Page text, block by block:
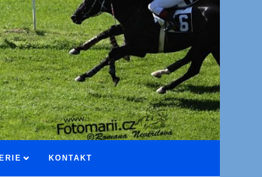
KONTAKT